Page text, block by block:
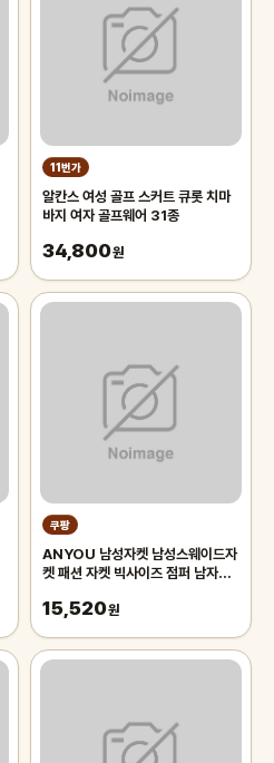
11번가
알칸스 여성 골프 스커트 큐롯 치마
바지 여자 골프웨어 31종
34,800원
쿠팡
ANYOU 남성자켓 남성스웨이드자
켓 패션 자켓 빅사이즈 점퍼 남자자
15,520원